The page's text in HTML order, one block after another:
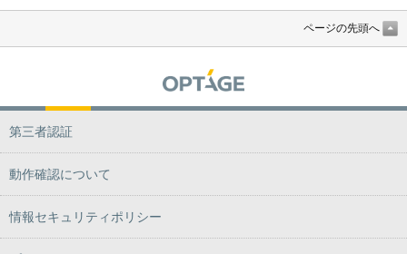
ページの先頭へ
第三者認証
動作確認について
情報セキュリティポリシー